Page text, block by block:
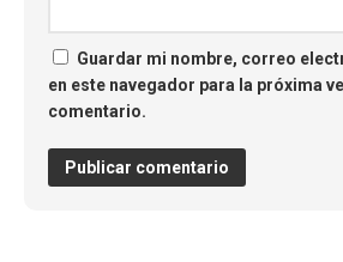
Guardar mi nombre, correo
en este navegador para la próxima
comentario.